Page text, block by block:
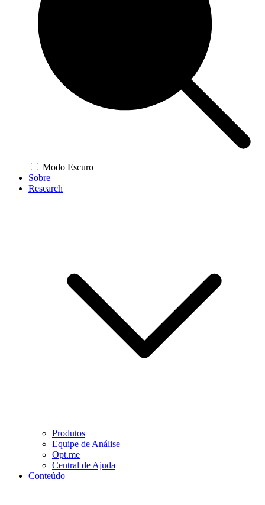
Modo Escuro
Sobre
Research
Produtos
Equipe de Análise
Opt.me
Central de Ajuda
Conteúdo